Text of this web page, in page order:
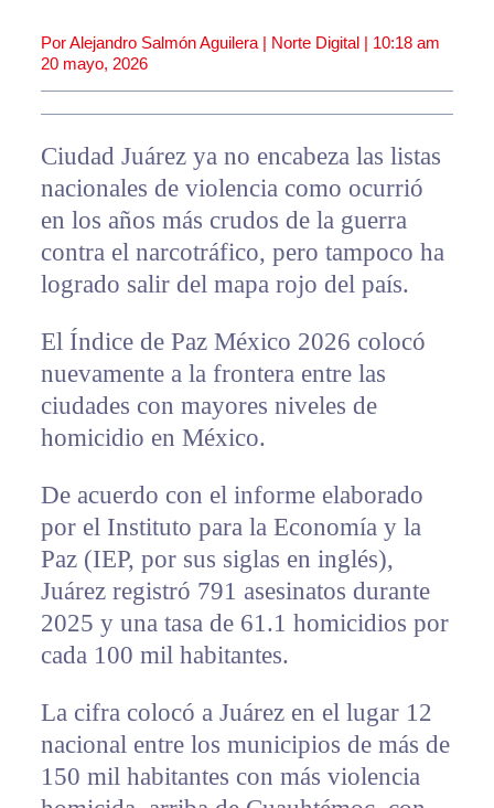
Por Alejandro Salmón Aguilera | Norte Digital | 10:18 am
20 mayo, 2026
Ciudad Juárez ya no encabeza las listas
nacionales de violencia como ocurrió
en los años más crudos de la guerra
contra el narcotráfico, pero tampoco ha
logrado salir del mapa rojo del país.
El Índice de Paz México 2026 colocó
nuevamente a la frontera entre las
ciudades con mayores niveles de
homicidio en México.
De acuerdo con el informe elaborado
por el Instituto para la Economía y la
Paz (IEP, por sus siglas en inglés),
Juárez registró 791 asesinatos durante
2025 y una tasa de 61.1 homicidios por
cada 100 mil habitantes.
La cifra colocó a Juárez en el lugar 12
nacional entre los municipios de más de
150 mil habitantes con más violencia